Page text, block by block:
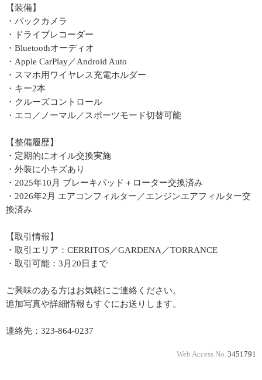
【装備】
・バックカメラ
・ドライブレコーダー
・Bluetoothオーディオ
・Apple CarPlay／Android Auto
・スマホ用ワイヤレス充電ホルダー
・キー2本
・クルーズコントロール
・エコ／ノーマル／スポーツモード切替可能
【整備履歴】
・定期的にオイル交換実施
・外装に小キズあり
・2025年10月 ブレーキパッド＋ローター交換済み
・2026年2月 エアコンフィルター／エンジンエアフィルター交
換済み
【取引情報】
・取引エリア：CERRITOS／GARDENA／TORRANCE
・取引可能：3月20日まで
ご興味のある方はお気軽にご連絡ください。
追加写真や詳細情報もすぐにお送りします。
連絡先：323-864-0237
Web Access No. 3451791